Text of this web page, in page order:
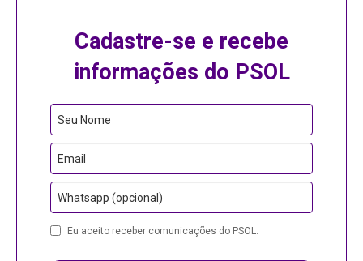
Cadastre-se e recebe
informações do PSOL
Email
Address
Seu Nome
Email
Whatsapp (opcional)
Eu aceito receber comunicações do PSOL.